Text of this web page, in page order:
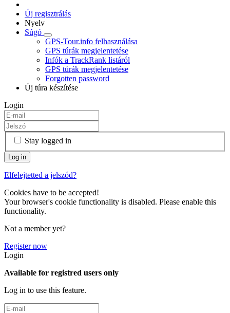
Új regisztrálás
Nyelv
Súgó
GPS-Tour.info felhasználása
GPS túrák megjelentetése
Infók a TrackRank listáról
GPS túrák megjelentetése
Forgotten password
Új túra készítése
Login
Stay logged in
Elfelejtetted a jelszód?
Cookies have to be accepted!
Your browser's cookie functionality is disabled. Please enable this
functionality.
Not a member yet?
Register now
Login
Available for registred users only
Log in to use this feature.